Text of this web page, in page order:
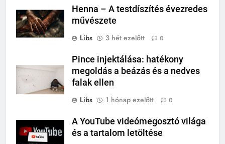
Henna – A testdíszítés évezredes
művészete
Libs
3 hét ezelőtt 0
Pince injektálása: hatékony
megoldás a beázás és a nedves
falak ellen
Libs
1 hónap ezelőtt 0
A YouTube videómegosztó világa
és a tartalom letöltése